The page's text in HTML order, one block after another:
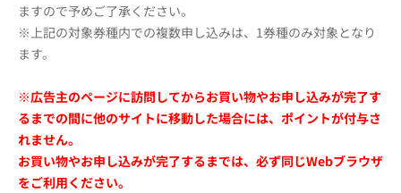
ますので予めご了承ください。
※上記の対象券種内での複数申し込みは、1券種のみ対象となり
ます。
※広告主のページに訪問してからお買い物やお申し込みが完了す
るまでの間に他のサイトに移動した場合には、ポイントが付与さ
れません。
お買い物やお申し込みが完了するまでは、必ず同じWebブラウザ
をご利用ください。